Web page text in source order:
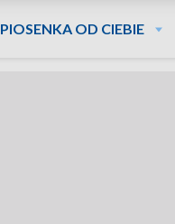
PIOSENKA OD CIEBIE